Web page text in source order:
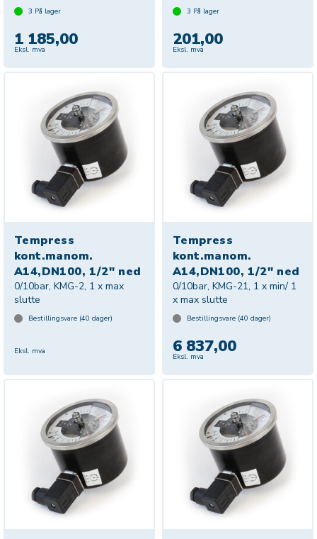
3 På lager
1 185,00
Eksl. mva
3 På lager
201,00
Eksl. mva
Tempress
kont.manom.
A14,DN100, 1/2" ned
0/10bar, KMG-2, 1 x max
slutte
Bestillingsvare (40 dager)
Eksl. mva
Tempress
kont.manom.
A14,DN100, 1/2" ned
0/10bar, KMG-21, 1 x min/ 1
x max slutte
Bestillingsvare (40 dager)
6 837,00
Eksl. mva